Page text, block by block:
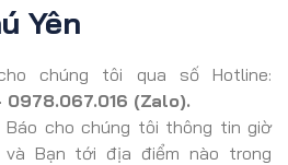
Yên
chúng tôi qua số Hotline:
0978.067.016 (Zalo).
Báo cho chúng tôi thông tin giờ
và Bạn tới địa điểm nào trong